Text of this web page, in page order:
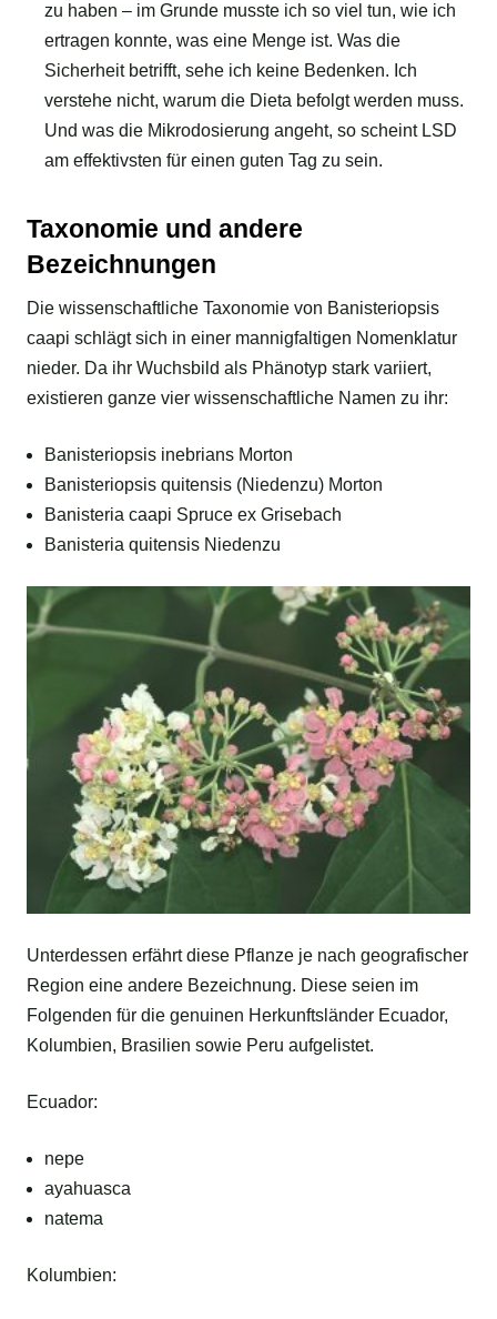
zu haben – im Grunde musste ich so viel tun, wie ich
ertragen konnte, was eine Menge ist. Was die
Sicherheit betrifft, sehe ich keine Bedenken. Ich
verstehe nicht, warum die Dieta befolgt werden muss.
Und was die Mikrodosierung angeht, so scheint LSD
am effektivsten für einen guten Tag zu sein.
Taxonomie und andere
Bezeichnungen
Die wissenschaftliche Taxonomie von Banisteriopsis
caapi schlägt sich in einer mannigfaltigen Nomenklatur
nieder. Da ihr Wuchsbild als Phänotyp stark variiert,
existieren ganze vier wissenschaftliche Namen zu ihr:
Banisteriopsis inebrians Morton
Banisteriopsis quitensis (Niedenzu) Morton
Banisteria caapi Spruce ex Grisebach
Banisteria quitensis Niedenzu
Unterdessen erfährt diese Pflanze je nach geografischer
Region eine andere Bezeichnung. Diese seien im
Folgenden für die genuinen Herkunftsländer Ecuador,
Kolumbien, Brasilien sowie Peru aufgelistet.
Ecuador:
nepe
ayahuasca
natema
Kolumbien: